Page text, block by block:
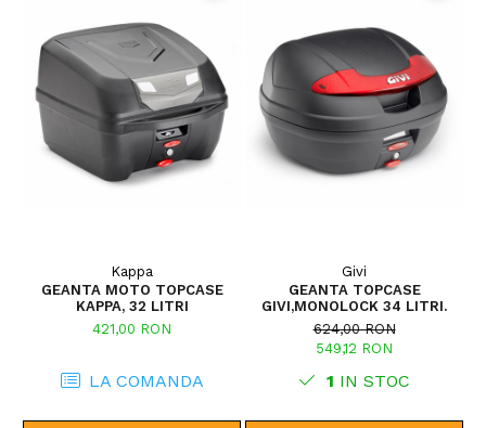
Kappa
GEANTA MOTO TOPCASE
KAPPA, 32 LITRI
421,00 RON
LA COMANDA
Givi
GEANTA TOPCASE
GIVI,MONOLOCK 34 LITRI.
624,00 RON
549,12 RON
1 IN STOC